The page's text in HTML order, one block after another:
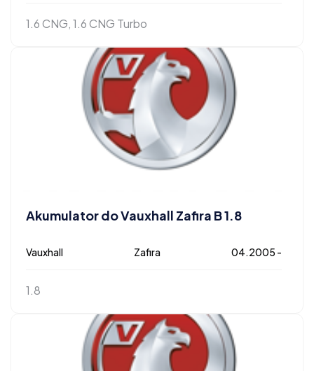
1.6 CNG, 1.6 CNG Turbo
Akumulator do Vauxhall Zafira B 1.8
Vauxhall Zafira 04.2005 -
1.8